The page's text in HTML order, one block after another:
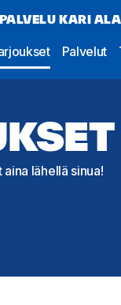
KARI
Palvelut
lähellä sinua!